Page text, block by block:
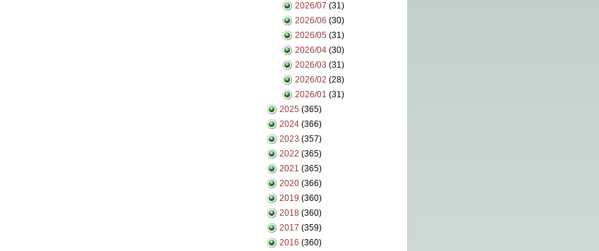
2026/07 (31)
2026/06 (30)
2026/05 (31)
2026/04 (30)
2026/03 (31)
2026/02 (28)
2026/01 (31)
2025 (365)
2024 (366)
2023 (357)
2022 (365)
2021 (365)
2020 (366)
2019 (360)
2018 (360)
2017 (359)
2016 (360)